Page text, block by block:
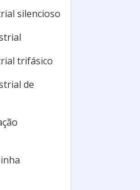
silencioso
trifásico
de